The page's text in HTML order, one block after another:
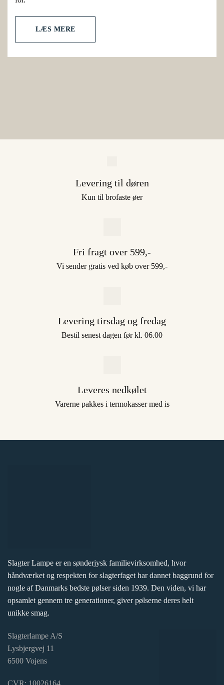
LÆS MERE
Levering til døren
Kun til brofaste øer
Fri fragt over 599,-
Vi sender gratis ved køb over 599,-
Levering tirsdag og fredag
Bestil senest dagen før kl. 06.00
Leveres nedkølet
Varerne pakkes i termokasser med is
Slagter Lampe er en sønderjysk familievirksomhed, hvor
håndværket og respekten for slagterfaget har dannet baggrund for
nogle af Danmarks bedste pølser siden 1939. Den viden, vi har
opsamlet gennem tre generationer, giver pølserne deres helt
unikke smag.
Slagterlampe A/S
Lysbjergvej 11
6500 Vojens